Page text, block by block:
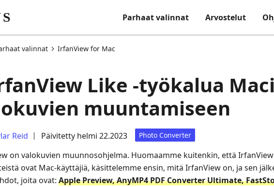
Parhaat valinnat Arvostelut
valinnat IrfanView for Mac
Like -työkalua
muuntamiseen
Reid Päivitetty helmi 22.2023 Photo Converter
on valokuvien muunnosohjelma. Huomaamme kuitenkin, että IrfanView
ovat Mac-käyttäjiä, käsittelemme ensin, mitä IrfanView on, ja sen
joita ovat: Apple Preview, AnyMP4 PDF Converter Ultimate,